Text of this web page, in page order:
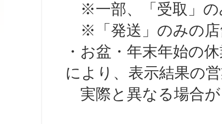
※一部、「受取」の
※「発送」のみの店
・お盆・年末年始の
により、表示結果の
実際と異なる場合が